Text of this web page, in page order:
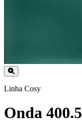
Linha Cosy
Onda 400.5